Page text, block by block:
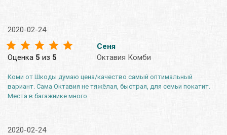
2020-02-24
Оценка 5 из 5
Сеня
Октавия Комби
Коми от Шкоды думаю цена/качество самый оптимальный
вариант. Сама Октавия не тяжёлая, быстрая, для семьи покатит.
Места в багажнике много.
2020-02-24